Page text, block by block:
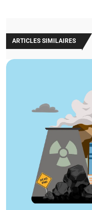
ARTICLES SIMILAIRES